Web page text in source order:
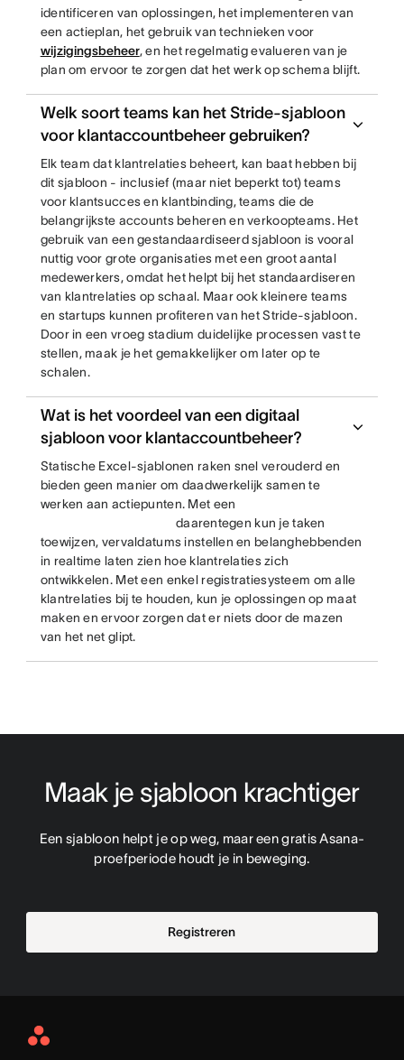
identificeren van oplossingen, het implementeren van
een actieplan, het gebruik van technieken voor
wijzigingsbeheer, en het regelmatig evalueren van je
plan om ervoor te zorgen dat het werk op schema blijft.
Welk soort teams kan het Stride-sjabloon
voor klantaccountbeheer gebruiken?
Elk team dat klantrelaties beheert, kan baat hebben bij
dit sjabloon - inclusief (maar niet beperkt tot) teams
voor klantsucces en klantbinding, teams die de
belangrijkste accounts beheren en verkoopteams. Het
gebruik van een gestandaardiseerd sjabloon is vooral
nuttig voor grote organisaties met een groot aantal
medewerkers, omdat het helpt bij het standaardiseren
van klantrelaties op schaal. Maar ook kleinere teams
en startups kunnen profiteren van het Stride-sjabloon.
Door in een vroeg stadium duidelijke processen vast te
stellen, maak je het gemakkelijker om later op te
schalen.
Wat is het voordeel van een digitaal
sjabloon voor klantaccountbeheer?
Statische Excel-sjablonen raken snel verouderd en
bieden geen manier om daadwerkelijk samen te
werken aan actiepunten. Met een
daarentegen kun je taken
toewijzen, vervaldatums instellen en belanghebbenden
in realtime laten zien hoe klantrelaties zich
ontwikkelen. Met een enkel registratiesysteem om alle
klantrelaties bij te houden, kun je oplossingen op maat
maken en ervoor zorgen dat er niets door de mazen
van het net glipt.
Maak je sjabloon krachtiger
Een sjabloon helpt je op weg, maar een gratis Asana-
proefperiode houdt je in beweging.
Registreren
Asana